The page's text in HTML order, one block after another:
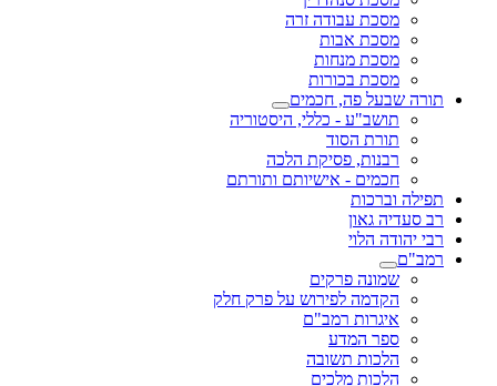
מסכת עבודה זרה
מסכת אבות
מסכת מנחות
מסכת בכורות
תורה שבעל פה, חכמים
תושב"ע - כללי, היסטוריה
תורת הסוד
רבנות, פסיקת הלכה
חכמים - אישיותם ותורתם
תפילה וברכות
רב סעדיה גאון
רבי יהודה הלוי
רמב"ם
שמונה פרקים
הקדמה לפירוש על פרק חלק
איגרות רמב"ם
ספר המדע
הלכות תשובה
הלכות מלכים